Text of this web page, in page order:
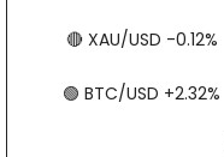
🔴​​​​ XAU/USD -0.12%
🟢 ​​​​ BTC/USD +2.32%